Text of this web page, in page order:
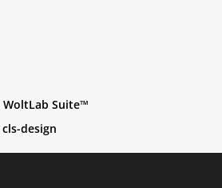
WoltLab Suite™
cls-design